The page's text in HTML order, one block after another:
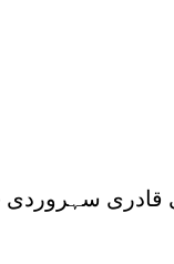
قادری